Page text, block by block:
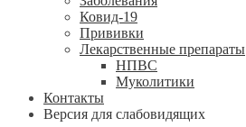
Ковид-19
Прививки
Лекарственные препараты
НПВС
Муколитики
Контакты
Версия для слабовидящих